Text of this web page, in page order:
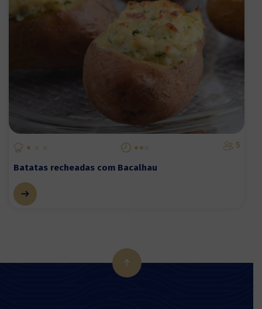
5
Batatas recheadas com Bacalhau